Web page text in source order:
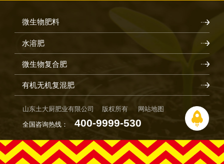
微生物肥料
水溶肥
微生物复合肥
有机无机复混肥
山东土大厨肥业有限公司 版权所有 网站地图
全国咨询热线： 400-9999-530